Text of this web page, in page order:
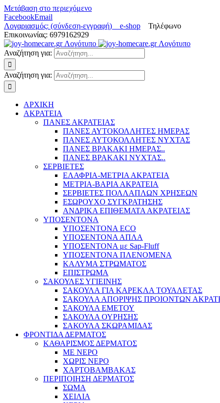
Μετάβαση στο περιεχόμενο
FacebookEmail
Λογαριασμός: (σύνδεση-εγγραφή) e-shop Τηλέφωνο
Επικοινωνίας: 6979162929
Αναζήτηση για:
Αναζήτηση για:
ΑΡΧΙΚΗ
ΑΚΡΑΤΕΙΑ
ΠΑΝΕΣ ΑΚΡΑΤΕΙΑΣ
ΠΑΝΕΣ ΑΥΤΟΚΟΛΛΗΤΕΣ ΗΜΕΡΑΣ
ΠΑΝΕΣ ΑΥΤΟΚΟΛΛΗΤΕΣ ΝΥΧΤΑΣ
ΠΑΝΕΣ ΒΡΑΚΑΚΙ ΗΜΕΡΑΣ..
ΠΑΝΕΣ ΒΡΑΚΑΚΙ ΝΥΧΤΑΣ..
ΣΕΡΒΙΕΤΕΣ
ΕΛΑΦΡΙΑ-ΜΕΤΡΙΑ ΑΚΡΑΤΕΙΑ
ΜΕΤΡΙΑ-ΒΑΡΙΑ ΑΚΡΑΤΕΙΑ
ΣΕΡΒΙΕΤΕΣ ΠΟΛΛΑΠΛΩΝ ΧΡΗΣΕΩΝ
ΕΣΩΡΟΥΧΟ ΣΥΓΚΡΑΤΗΣΗΣ
ΑΝΔΡΙΚΑ ΕΠΙΘΕΜΑΤΑ ΑΚΡΑΤΕΙΑΣ
ΥΠΟΣΕΝΤΟΝΑ
ΥΠΟΣΕΝΤΟΝΑ ECO
ΥΠΟΣΕΝΤΟΝΑ ΑΠΛΑ
ΥΠΟΣΕΝΤΟΝΑ με Sap-Fluff
ΥΠΟΣΕΝΤΟΝΑ ΠΛΕΝΟΜΕΝΑ
ΚΑΛΥΜΑ ΣΤΡΩΜΑΤΟΣ
ΕΠΙΣΤΡΩΜΑ
ΣΑΚΟΥΛΕΣ ΥΓΙΕΙΝΗΣ
ΣΑΚΟΥΛΑ ΓΙΑ ΚΑΡΕΚΛΑ ΤΟΥΑΛΕΤΑΣ
ΣΑΚΟΥΛΑ ΑΠΟΡΙΨΗΣ ΠΡΟΙΟΝΤΩΝ
ΣΑΚΟΥΛΑ ΕΜΕΤΟΥ
ΣΑΚΟΥΛΑ ΟΥΡΗΣΗΣ
ΣΑΚΟΥΛΑ ΣΚΩΡΑΜΙΔΑΣ
ΦΡΟΝΤΙΔΑ ΔΕΡΜΑΤΟΣ
ΚΑΘΑΡΙΣΜΟΣ ΔΕΡΜΑΤΟΣ
ΜΕ ΝΕΡΟ
ΧΩΡΙΣ ΝΕΡΟ
ΧΑΡΤΟΒΑΜΒΑΚΑΣ
ΠΕΡΙΠΟΙΗΣΗ ΔΕΡΜΑΤΟΣ
ΣΩΜΑ
ΧΕΙΛΙΑ